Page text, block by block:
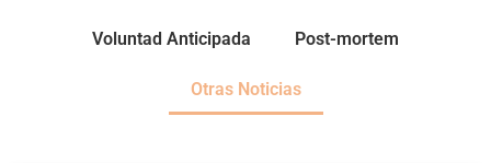
Voluntad Anticipada Post-mortem
Otras Noticias